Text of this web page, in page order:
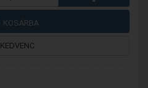
KOSÁRBA
KEDVENC